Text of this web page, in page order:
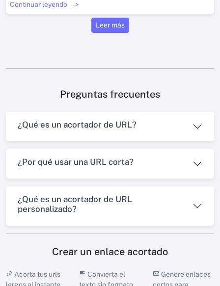
Continuar leyendo ->
Leer más
Preguntas frecuentes
¿Qué es un acortador de URL?
¿Por qué usar una URL corta?
¿Qué es un acortador de URL
personalizado?
Crear un enlace acortado
Acorta tus urls
Convierta el
Genere enlaces